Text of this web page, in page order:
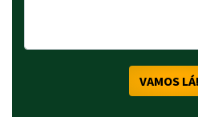
VAMOS LÁ!